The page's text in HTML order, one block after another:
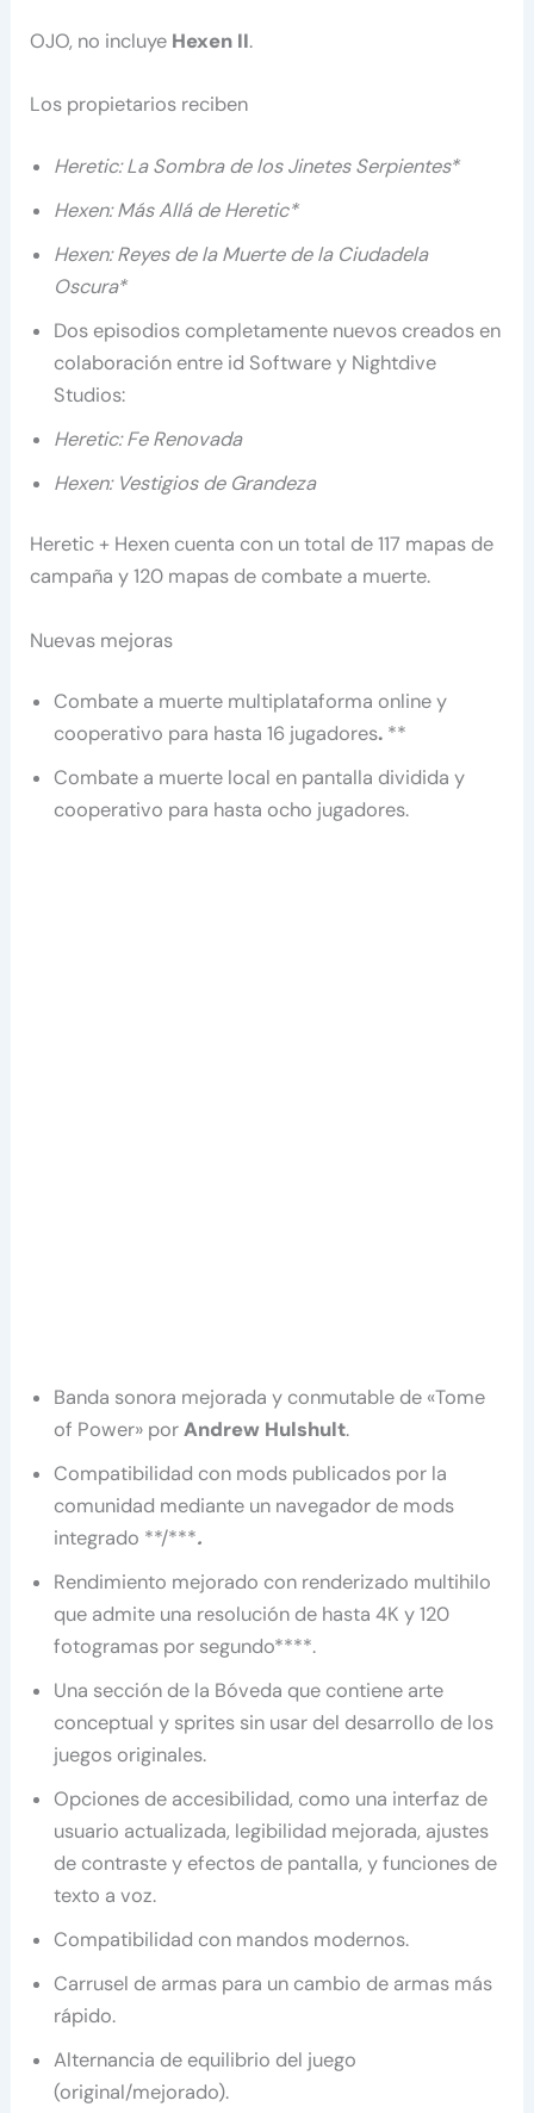
OJO, no incluye Hexen II.
Los propietarios reciben
Heretic: La Sombra de los Jinetes Serpientes*
Hexen: Más Allá de Heretic*
Hexen: Reyes de la Muerte de la Ciudadela
Oscura*
Dos episodios completamente nuevos creados en
colaboración entre id Software y Nightdive
Studios:
Heretic: Fe Renovada
Hexen: Vestigios de Grandeza
Heretic + Hexen cuenta con un total de 117 mapas de
campaña y 120 mapas de combate a muerte.
Nuevas mejoras
Combate a muerte multiplataforma online y
cooperativo para hasta 16 jugadores. **
Combate a muerte local en pantalla dividida y
cooperativo para hasta ocho jugadores.
Banda sonora mejorada y conmutable de «Tome
of Power» porAndrew Hulshult.
Compatibilidad con mods publicados por la
comunidad mediante un navegador de mods
integrado **/***.
Rendimiento mejorado con renderizado multihilo
que admite una resolución de hasta 4K y 120
fotogramas por segundo****.
Una sección de la Bóveda que contiene arte
conceptual y sprites sin usar del desarrollo de los
juegos originales.
Opciones de accesibilidad, como una interfaz de
usuario actualizada, legibilidad mejorada, ajustes
de contraste y efectos de pantalla, y funciones de
texto a voz.
Compatibilidad con mandos modernos.
Carrusel de armas para un cambio de armas más
rápido.
Alternancia de equilibrio del juego
(original/mejorado).